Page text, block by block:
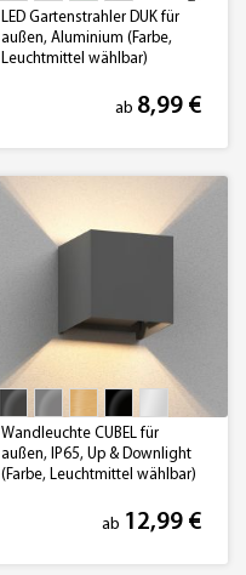
LED Gartenstrahler DUK für
außen, Aluminium (Farbe,
Leuchtmittel wählbar)
ab 8,99 €
Wandleuchte CUBEL für
außen, IP65, Up & Downlight
(Farbe, Leuchtmittel wählbar)
ab 12,99 €